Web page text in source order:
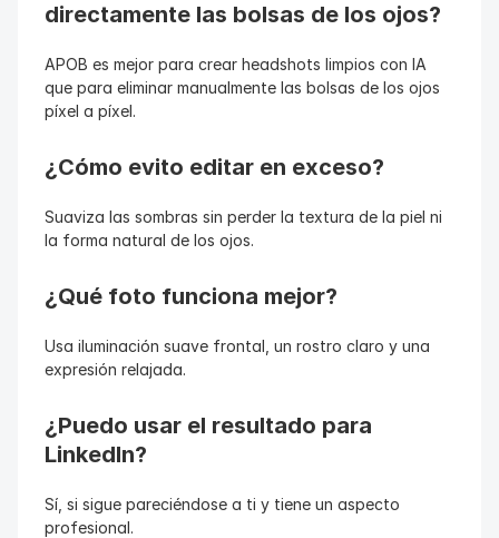
directamente las bolsas de los ojos?
APOB es mejor para crear headshots limpios con IA
que para eliminar manualmente las bolsas de los ojos
píxel a píxel.
¿Cómo evito editar en exceso?
Suaviza las sombras sin perder la textura de la piel ni
la forma natural de los ojos.
¿Qué foto funciona mejor?
Usa iluminación suave frontal, un rostro claro y una
expresión relajada.
¿Puedo usar el resultado para
LinkedIn?
Sí, si sigue pareciéndose a ti y tiene un aspecto
profesional.